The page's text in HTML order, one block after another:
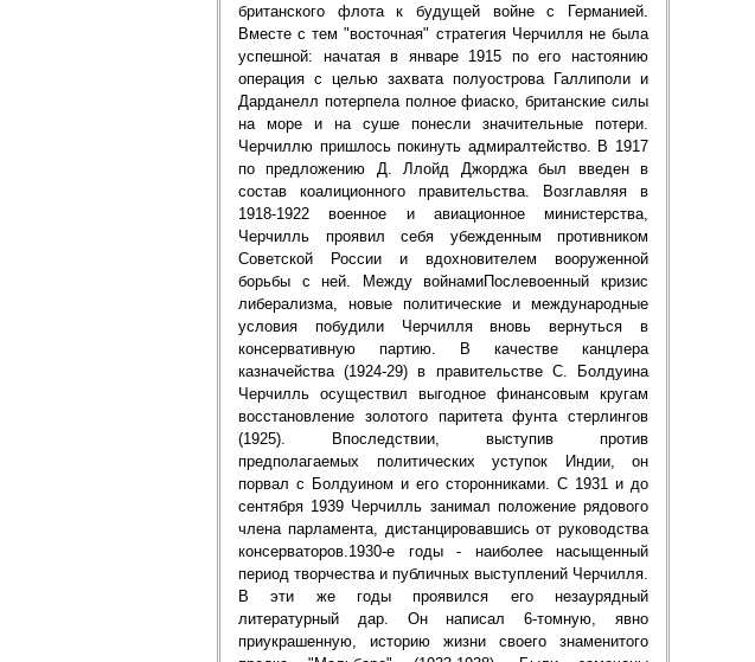
британского флота к будущей войне с Германией.
Вместе с тем "восточная" стратегия Черчилля не была
успешной: начатая в январе 1915 по его настоянию
операция с целью захвата полуострова Галлиполи и
Дарданелл потерпела полное фиаско, британские силы
на море и на суше понесли значительные потери.
Черчиллю пришлось покинуть адмиралтейство. В 1917
по предложению Д. Ллойд Джорджа был введен в
состав коалиционного правительства. Возглавляя в
1918-1922 военное и авиационное министерства,
Черчилль проявил себя убежденным противником
Советской России и вдохновителем вооруженной
борьбы с ней. Между войнамиПослевоенный кризис
либерализма, новые политические и международные
условия побудили Черчилля вновь вернуться в
консервативную партию. В качестве канцлера
казначейства (1924-29) в правительстве С. Болдуина
Черчилль осуществил выгодное финансовым кругам
восстановление золотого паритета фунта стерлингов
(1925). Впоследствии, выступив против
предполагаемых политических уступок Индии, он
порвал с Болдуином и его сторонниками. С 1931 и до
сентября 1939 Черчилль занимал положение рядового
члена парламента, дистанцировавшись от руководства
консерваторов.1930-е годы - наиболее насыщенный
период творчества и публичных выступлений Черчилля.
В эти же годы проявился его незаурядный
литературный дар. Он написал 6-томную, явно
приукрашенную, историю жизни своего знаменитого